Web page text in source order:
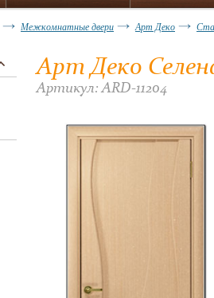
Межкомнатные двери Арт Деко
Арт Деко
Артикул: ARD-11204